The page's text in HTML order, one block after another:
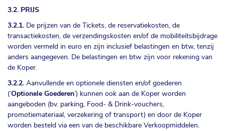
3.2. PRIJS
3.2.1. De prijzen van de Tickets, de reservatiekosten, de
transactiekosten, de verzendingskosten en/of de mobiliteitsbijdrage
worden vermeld in euro en zijn inclusief belastingen en btw, tenzij
anders aangegeven. De belastingen en btw zijn voor rekening van
de Koper.
3.2.2. Aanvullende en optionele diensten en/of goederen
(‘Optionele Goederen’) kunnen ook aan de Koper worden
aangeboden (bv. parking, Food- & Drink-vouchers,
promotiemateriaal, verzekering of transport) en door de Koper
worden besteld via een van de beschikbare Verkoopmiddelen.